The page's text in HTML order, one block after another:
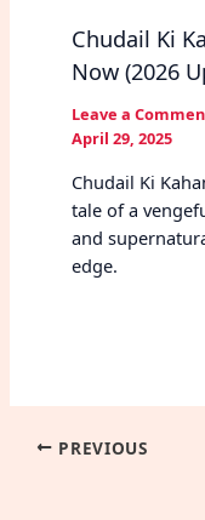
Chudail Ki
Now (2026
Leave a
April 29, 2025
Chudail Ki
tale of a
and
edge.
PREVIOUS